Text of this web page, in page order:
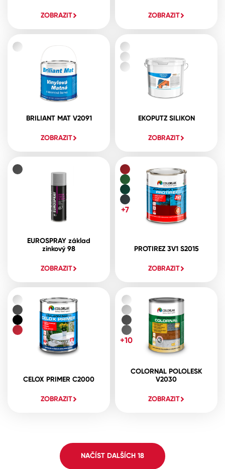
ZOBRAZIT ZOBRAZIT
BRILIANT MAT V2091
ZOBRAZIT
EKOPUTZ SILIKON
ZOBRAZIT
EUROSPRAY základ
zinkový 98
ZOBRAZIT
PROTIREZ 3V1 S2015
ZOBRAZIT
+7
CELOX PRIMER C2000
ZOBRAZIT
COLORNAL POLOLESK
V2030
ZOBRAZIT
+10
NAČÍST DALŠÍCH 18